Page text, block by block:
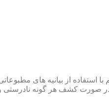
استفاده از بیانیه های
صورت کشف هر گونه نادرستی و